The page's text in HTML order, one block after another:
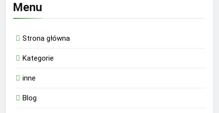
Menu
Strona główna
Kategorie
inne
Blog